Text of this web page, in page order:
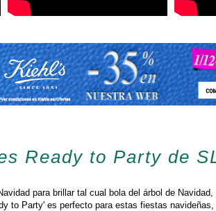
Ready to Party de
para brillar tal cual bola del árbol de
to Party' es perfecto para estas fiestas